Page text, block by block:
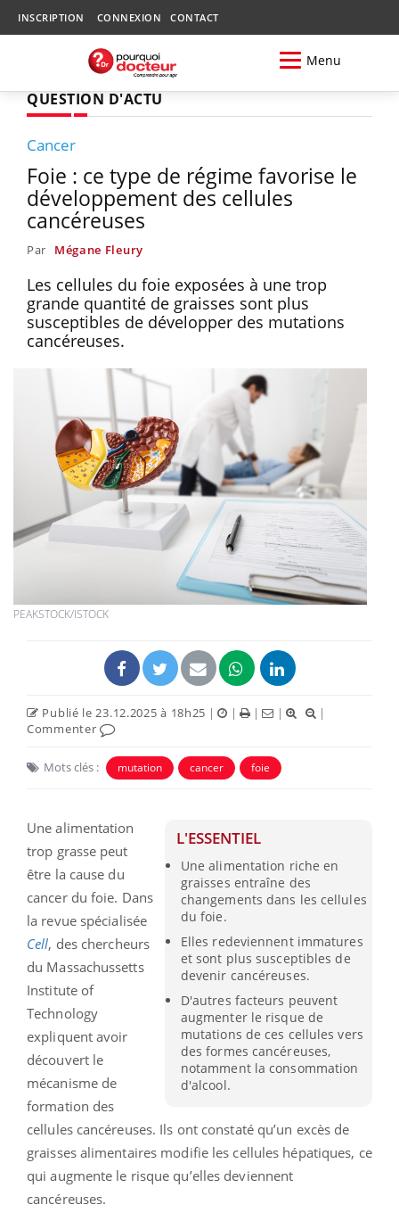
INSCRIPTION CONNEXION CONTACT
Menu
QUESTION D'ACTU
Cancer
Foie : ce type de régime favorise le
développement des cellules
cancéreuses
Par Mégane Fleury
Les cellules du foie exposées à une trop
grande quantité de graisses sont plus
susceptibles de développer des mutations
cancéreuses.
PEAKSTOCK/ISTOCK
Publié le 23.12.2025 à 18h25 | | | |
|
Commenter
Mots clés : mutation cancer foie
L'ESSENTIEL
Une alimentation riche en
graisses entraîne des
changements dans les cellules
du foie.
Elles redeviennent immatures
et sont plus susceptibles de
devenir cancéreuses.
D'autres facteurs peuvent
augmenter le risque de
mutations de ces cellules vers
des formes cancéreuses,
notamment la consommation
d'alcool.
Une alimentation
trop grasse peut
être la cause du
cancer du foie. Dans
la revue spécialisée
Cell, des chercheurs
du Massachussetts
Institute of
Technology
expliquent avoir
découvert le
mécanisme de
formation des
cellules cancéreuses. Ils ont constaté qu’un excès de
graisses alimentaires modifie les cellules hépatiques, ce
qui augmente le risque qu’elles deviennent
cancéreuses.